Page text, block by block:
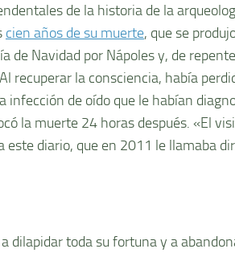
de la historia de la
cien años de su muerte, que se
de Navidad por Nápoles y, de
recuperar la consciencia, había
infección de oído que le habían
la muerte 24 horas después. «El
este diario, que en 2011 le llamaba
dilapidar toda su fortuna y a